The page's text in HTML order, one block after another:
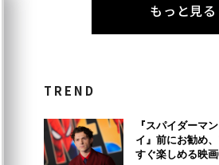
もっと見る
TREND
『スパイダーマ
イ』前にお勧め
すぐ楽しめる映